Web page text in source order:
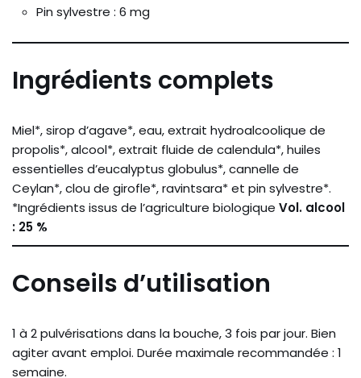
Pin sylvestre : 6 mg
Ingrédients complets
Miel*, sirop d’agave*, eau, extrait hydroalcoolique de
propolis*, alcool*, extrait fluide de calendula*, huiles
essentielles d’eucalyptus globulus*, cannelle de
Ceylan*, clou de girofle*, ravintsara* et pin sylvestre*.
*Ingrédients issus de l’agriculture biologique Vol. alcool
: 25 %
Conseils d’utilisation
1 à 2 pulvérisations dans la bouche, 3 fois par jour. Bien
agiter avant emploi. Durée maximale recommandée : 1
semaine.